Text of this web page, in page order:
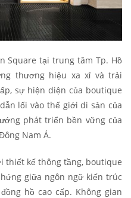
Square tại trung tâm Tp. Hồ
thương hiệu xa xỉ và trải
sự hiện diện của boutique
lối vào thế giới di sản của
phát triển bền vững của
Nam Á.
thiết kế thông tầng, boutique
giữa ngôn ngữ kiến trúc
hồ cao cấp. Không gian